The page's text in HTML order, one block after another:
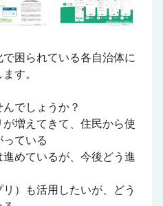
困られている各自治体に
す。
でしょうか？
が増えてきて、住民から使
ている
進めているが、今後どう進
リ）も活用したいが、どう